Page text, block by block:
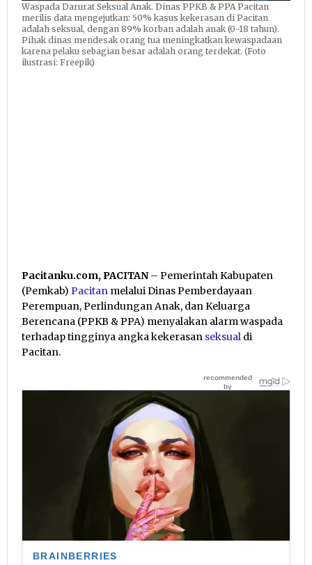
Waspada Darurat Seksual Anak. Dinas PPKB & PPA Pacitan
merilis data mengejutkan: 50% kasus kekerasan di Pacitan
adalah seksual, dengan 89% korban adalah anak (0-18 tahun).
Pihak dinas mendesak orang tua meningkatkan kewaspadaan
karena pelaku sebagian besar adalah orang terdekat. (Foto
ilustrasi: Freepik)
Pacitanku.com, PACITAN – Pemerintah Kabupaten
(Pemkab) Pacitan melalui Dinas Pemberdayaan
Perempuan, Perlindungan Anak, dan Keluarga
Berencana (PPKB & PPA) menyalakan alarm waspada
terhadap tingginya angka kekerasan seksual di
Pacitan.